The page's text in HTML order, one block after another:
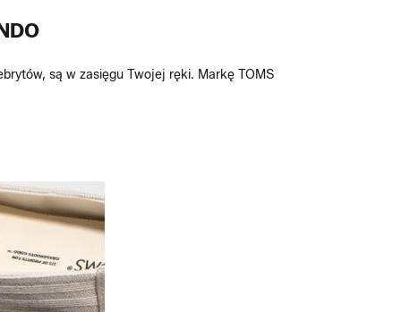
są w zasięgu Twojej ręki. Markę TOMS